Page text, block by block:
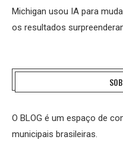
Michigan usou IA para
os resultados
O BLOG é um espaço de
municipais brasileiras.